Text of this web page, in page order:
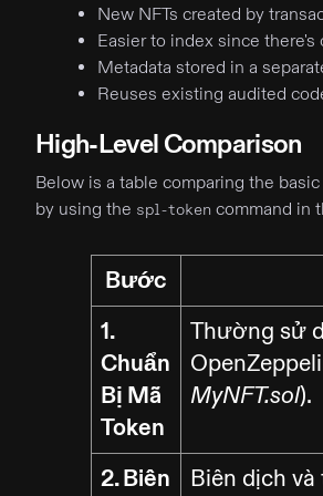
New NFTs created by
Easier to index since there's
Metadata stored in a
Reuses existing audited
High-Level Comparison
Below is a table comparing the
by using the spl-token command in
Bước
1.
Chuẩn
Bị Mã
Token
Thường sử
MyNFT.sol).
2. Biên
Biên dịch